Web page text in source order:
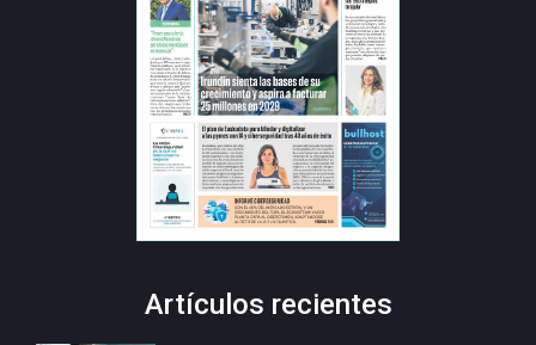
Artículos recientes